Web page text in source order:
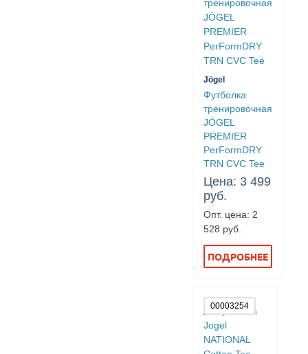
Jögel
Футболка
тренировочная
JÖGEL
PREMIER
PerFormDRY
TRN CVC Tee
Цена: 3 499
руб.
Опт. цена: 2
528 руб.
ПОДРОБНЕЕ
00003254